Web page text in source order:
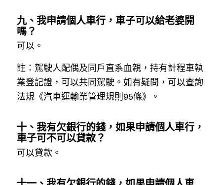
九、我申請個人車行，車子可以給老婆開
嗎？
可以。
註：駕駛人配偶及同戶直系血親，持有計程車執
業登記證，可以共同駕駛。如有疑問，可以查詢
法規《汽車運輸業管理規則95條》。
十、我有欠銀行的錢，如果申請個人車行，
車子可不可以貸款？
可以貸款。